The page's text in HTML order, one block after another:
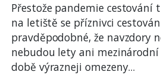
Přestože pandemie
na letiště se příznivci
pravděpodobné, že navzdory
nebudou lety ani
době výrazneji omezeny...